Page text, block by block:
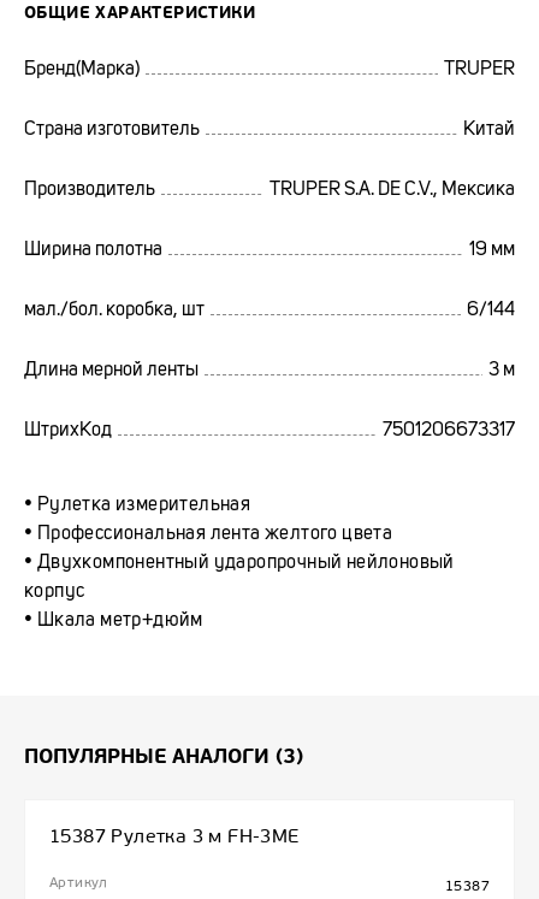
ОБЩИЕ ХАРАКТЕРИСТИКИ
Бренд(Марка) TRUPER
Страна изготовитель Китай
Производитель TRUPER S.A. DE C.V., Мексика
Ширина полотна 19 мм
мал./бол. коробка, шт 6/144
Длина мерной ленты 3 м
ШтрихКод 7501206673317
• Рулетка измерительная
• Профессиональная лента желтого цвета
• Двухкомпонентный ударопрочный нейлоновый
корпус
• Шкала метр+дюйм
ПОПУЛЯРНЫЕ АНАЛОГИ (3)
15387 Рулетка 3 м FH-3ME
Артикул
15387